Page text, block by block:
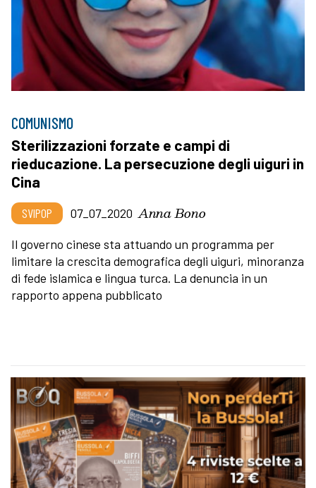
COMUNISMO
Sterilizzazioni forzate e campi di
rieducazione. La persecuzione degli uiguri in
Cina
SVIPOP 07_07_2020 Anna Bono
Il governo cinese sta attuando un programma per
limitare la crescita demografica degli uiguri, minoranza
di fede islamica e lingua turca. La denuncia in un
rapporto appena pubblicato